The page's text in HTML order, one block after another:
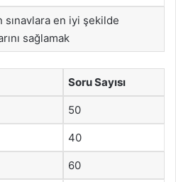
sınavlara en iyi şekilde
sağlamak
Soru Sayısı
50
40
60